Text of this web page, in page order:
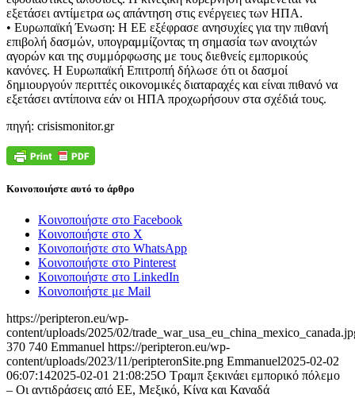
εξετάσει αντίμετρα ως απάντηση στις ενέργειες των ΗΠΑ.
• Ευρωπαϊκή Ένωση: Η ΕΕ εξέφρασε ανησυχίες για την πιθανή
επιβολή δασμών, υπογραμμίζοντας τη σημασία των ανοιχτών
αγορών και της συμμόρφωσης με τους διεθνείς εμπορικούς
κανόνες. Η Ευρωπαϊκή Επιτροπή δήλωσε ότι οι δασμοί
δημιουργούν περιττές οικονομικές διαταραχές και είναι πιθανό να
εξετάσει αντίποινα εάν οι ΗΠΑ προχωρήσουν στα σχέδιά τους.
πηγή: crisismonitor.gr
Κοινοποιήστε αυτό το άρθρο
Κοινοποιήστε στο Facebook
Κοινοποιήστε στο X
Κοινοποιήστε στο WhatsApp
Κοινοποιήστε στο Pinterest
Κοινοποιήστε στο LinkedIn
Κοινοποιήστε με Mail
https://peripteron.eu/wp-
content/uploads/2025/02/
370 740 Emmanuel https://peripteron.eu/wp-
content/uploads/2023/11/peripteronSite.png Emmanuel2025-02-02
06:07:142025-02-01 21:08:25Ο Τραμπ ξεκινάει εμπορικό πόλεμο
– Οι αντιδράσεις από ΕΕ, Μεξικό, Κίνα και Καναδά